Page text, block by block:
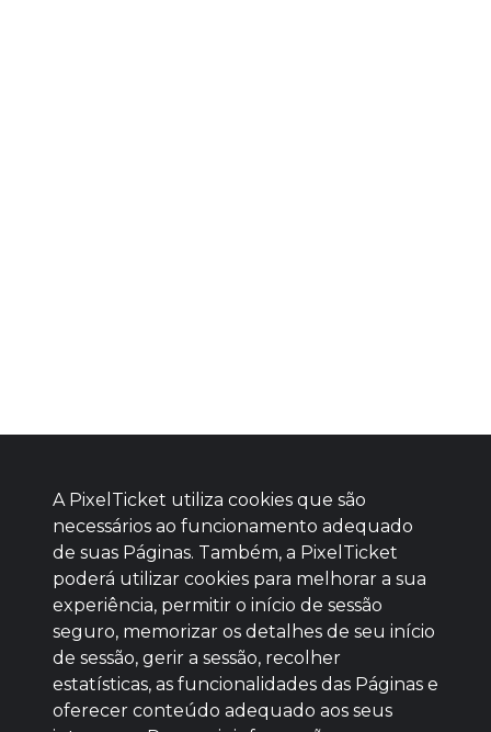
Baixe agora nosso app
SEM REPUTAÇÃO
A PixelTicket utiliza cookies que são
necessários ao funcionamento adequado
de suas Páginas. Também, a PixelTicket
poderá utilizar cookies para melhorar a sua
experiência, permitir o início de sessão
seguro, memorizar os detalhes de seu início
de sessão, gerir a sessão, recolher
estatísticas, as funcionalidades das Páginas e
oferecer conteúdo adequado aos seus